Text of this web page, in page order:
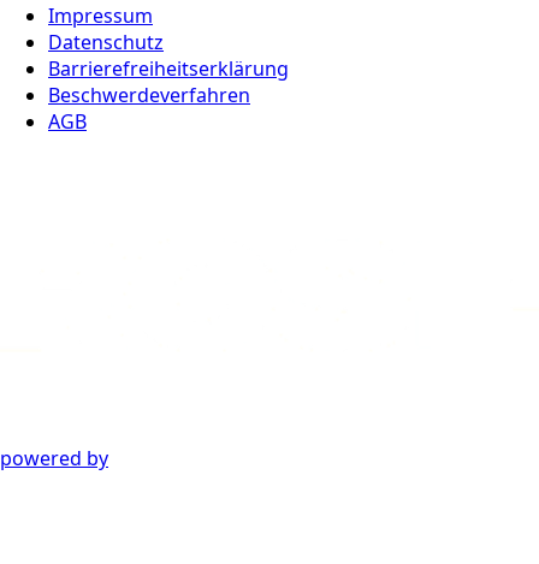
Impressum
Datenschutz
Barrierefreiheitserklärung
Beschwerdeverfahren
AGB
powered by